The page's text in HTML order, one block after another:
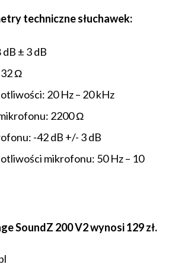
techniczne słuchawek:
dB ± 3 dB
Ω
20 Hz – 20 kHz
2200 Ω
-42 dB +/- 3 dB
mikrofonu: 50 Hz – 10
SoundZ 200 V2 wynosi 129 zł.